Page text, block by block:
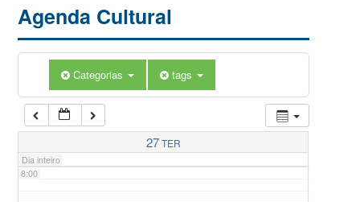
Agenda Cultural
Categorias tags
27TER
Dia inteiro
5:00
7:00
8:00